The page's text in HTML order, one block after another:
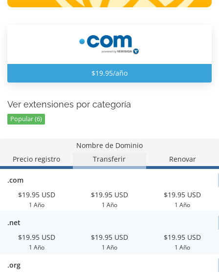
$19.95/año
Ver extensiones por categoría
Popular (6)
Nombre de Dominio
Precio registro
Transferir Renovar
.com
$19.95 USD
1 Año
$19.95 USD
1 Año
$19.95 USD
1 Año
.net
$19.95 USD
1 Año
$19.95 USD
1 Año
$19.95 USD
1 Año
.org